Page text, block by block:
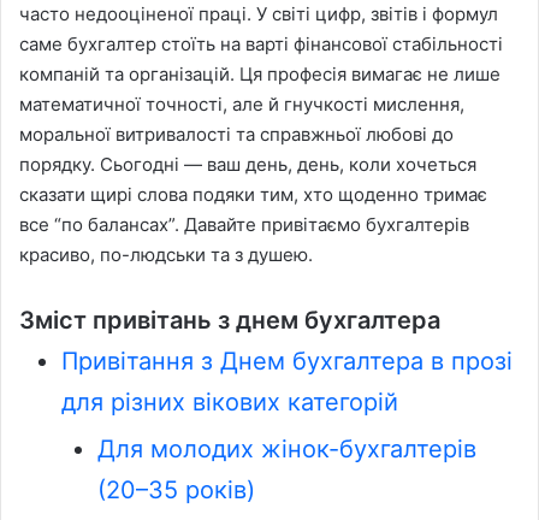
часто недооціненої праці. У світі цифр, звітів і формул
саме бухгалтер стоїть на варті фінансової стабільності
компаній та організацій. Ця професія вимагає не лише
математичної точності, але й гнучкості мислення,
моральної витривалості та справжньої любові до
порядку. Сьогодні — ваш день, день, коли хочеться
сказати щирі слова подяки тим, хто щоденно тримає
все “по балансах”. Давайте привітаємо бухгалтерів
красиво, по-людськи та з душею.
Зміст привітань з днем бухгалтера
Привітання з Днем бухгалтера в прозі
для різних вікових категорій
Для молодих жінок-бухгалтерів
(20–35 років)